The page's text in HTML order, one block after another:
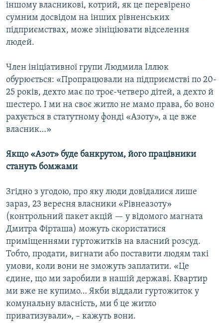
Усі сайти RFE/RL
іншому власникові, котрий, як це перевірено
сумним досвідом на інших рівненських
підприємствах, може зініціювати відселення
людей.
Член ініціативної групи Людмила Іллюк
обурюється: «Пропрацювали на підприємстві по 20-
25 років, дехто має по троє-четверо дітей, а дехто й
шестеро. І ми на своє житло не мамо права, бо воно
рахується в статутному фонді «Азоту», а це вже
власник…»
Якщо «Азот» буде банкрутом, його працівники
стануть бомжами
Згідно з угодою, про яку люди довідалися лише
зараз, 23 вересня власники «Рівнеазоту»
(контрольний пакет акцій — у відомого магната
Дмитра Фірташа) можуть скористатися
приміщеннями гуртожитків на власний розсуд.
Тобто, продати, вигнати або поставити людям такі
умови, коли вони не зможуть заплатити. «Це
єдине, що ми заробили в нашій державі. Квартир
ми вже не купимо… Якби віддали гуртожиток у
комунальну власність, ми б це житло
приватизували», – кажуть вони.